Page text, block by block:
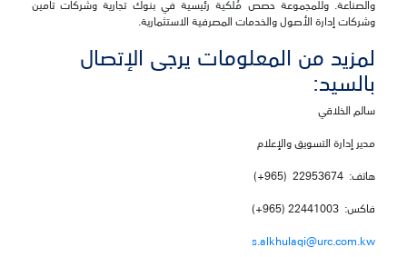
والصناعة. وللمجموعة حصص مُلكية رئيسية في بنوك تجارية وشركات تأمين
وشركات إدارة الأصول والخدمات المصرفية الاستثمارية.
لمزيد من المعلومات يرجى الإتصال
بالسيد:
سالم الخلاقي
مدير إدارة التسويق والإعلام
هاتف: 22953674 (965+)
فاكس: 22441003 (965+)
s.alkhulaqi@urc.com.kw